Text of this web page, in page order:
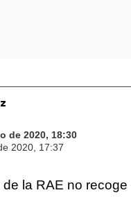
de 2020, 18:30
2020, 17:37
la RAE no recoge